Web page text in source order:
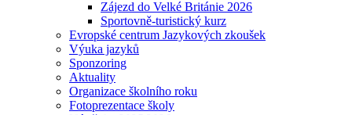
Zájezd do Velké Británie 2026
Sportovně-turistický kurz
Evropské centrum Jazykových zkoušek
Výuka jazyků
Sponzoring
Aktuality
Organizace školního roku
Fotoprezentace školy